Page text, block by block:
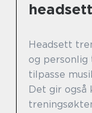
Headsett
og personlig
tilpasse
Det gir også